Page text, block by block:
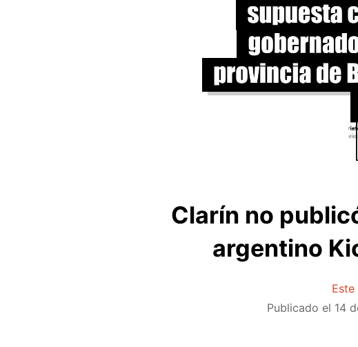
Clarín no
argentino
Publicado el 14